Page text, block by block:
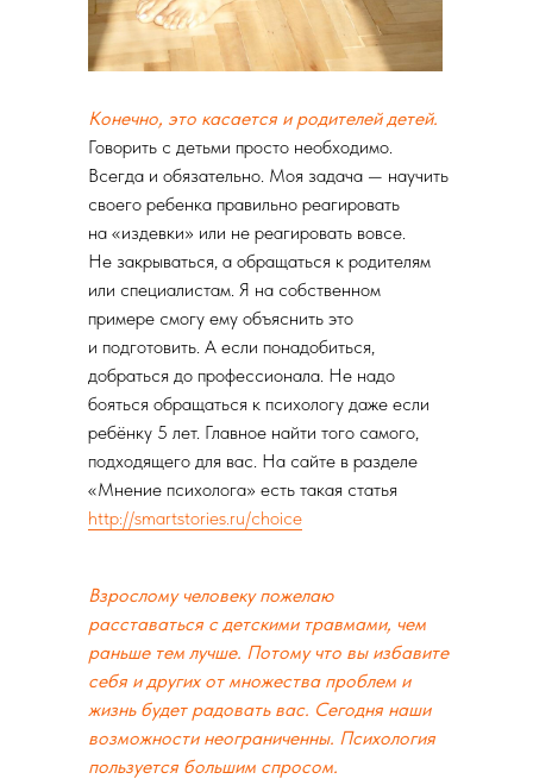
Конечно, это касается и родителей детей.
Говорить с детьми просто необходимо.
Всегда и обязательно. Моя задача — научить
своего ребенка правильно реагировать
на «издевки» или не реагировать вовсе.
Не закрываться, а обращаться к родителям
или специалистам. Я на собственном
примере смогу ему объяснить это
и подготовить. А если понадобиться,
добраться до профессионала. Не надо
бояться обращаться к психологу даже если
ребёнку 5 лет. Главное найти того самого,
подходящего для вас. На сайте в разделе
«Мнение психолога» есть такая статья
http://smartstories.ru/choice
Взрослому человеку пожелаю
расставаться с детскими травмами, чем
раньше тем лучше. Потому что вы избавите
себя и других от множества проблем и
жизнь будет радовать вас. Сегодня наши
возможности неограниченны. Психология
пользуется большим спросом.